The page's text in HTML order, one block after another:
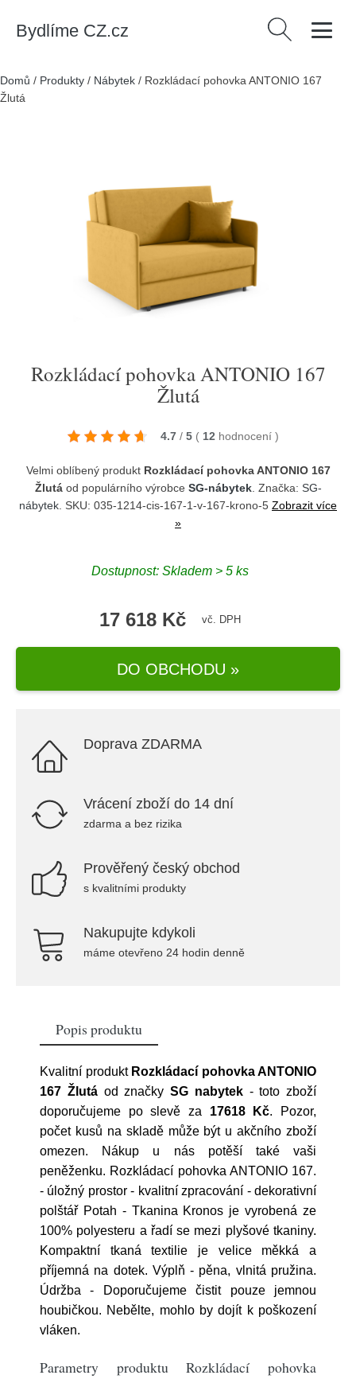
Bydlíme CZ.cz Vyhledávání
Domů / Produkty / Nábytek / Rozkládací pohovka ANTONIO 167
Žlutá
Rozkládací pohovka ANTONIO 167
Žlutá
4.7 / 5 ( 12 hodnocení )
Velmi oblíbený produkt Rozkládací pohovka ANTONIO 167
Žlutáod populárního výrobce SG-nábytek. Značka: SG-
nábytek . SKU: 035-1214-cis-167-1-v-167-krono-5 Zobrazit více
»
Dostupnost: Skladem > 5 ks
17 618 Kč vč. DPH
DO OBCHODU »
Doprava ZDARMA
Vrácení zboží do 14 dní
zdarma a bez rizika
Prověřený český obchod
s kvalitními produkty
Nakupujte kdykoli
máme otevřeno 24 hodin denně
Popis produktu
Kvalitní produkt Rozkládací pohovka ANTONIO
167 Žlutáod značky SG nabytek- toto zboží
doporučujeme po slevě za 17618 Kč. Pozor,
počet kusů na skladě může být u akčního zboží
omezen. Nákup u nás potěší také vaši
peněženku. Rozkládací pohovka ANTONIO 167.
- úložný prostor - kvalitní zpracování - dekorativní
polštář Potah - Tkanina Kronos je vyrobená ze
100% polyesteru a řadí se mezi plyšové tkaniny.
Kompaktní tkaná textilie je velice měkká a
příjemná na dotek. Výplň - pěna, vlnitá pružina.
Údržba - Doporučujeme čistit pouze jemnou
houbičkou. Nebělte, mohlo by dojít k poškození
vláken.
Parametry produktu Rozkládací pohovka